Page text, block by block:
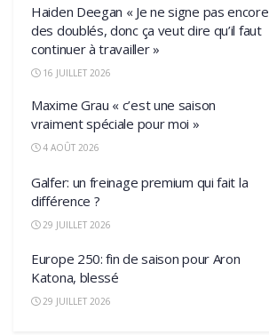
Haiden Deegan « Je ne signe pas encore
des doublés, donc ça veut dire qu’il faut
continuer à travailler »
16 JUILLET 2026
Maxime Grau « c’est une saison
vraiment spéciale pour moi »
4 AOÛT 2026
Galfer: un freinage premium qui fait la
différence ?
29 JUILLET 2026
Europe 250: fin de saison pour Aron
Katona, blessé
29 JUILLET 2026